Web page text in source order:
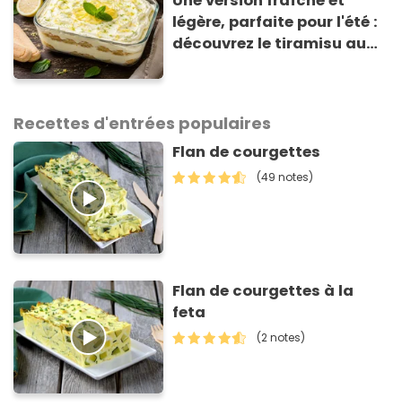
légère, parfaite pour l'été :
découvrez le tiramisu au
Recettes d'entrées populaires
Flan de courgettes
(49 notes)
Flan de courgettes à la
feta
(2 notes)